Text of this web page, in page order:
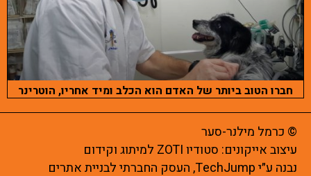
חברו הטוב ביותר של האדם הוא הכלב ומיד אחריו, הוטרינר
© כרמל מילנר-סער
עיצוב אייקונים: סטודיו ZOTI
למיתוג וקידום
נבנה ע״יTechJump, העסק החברתי לבניית אתרים